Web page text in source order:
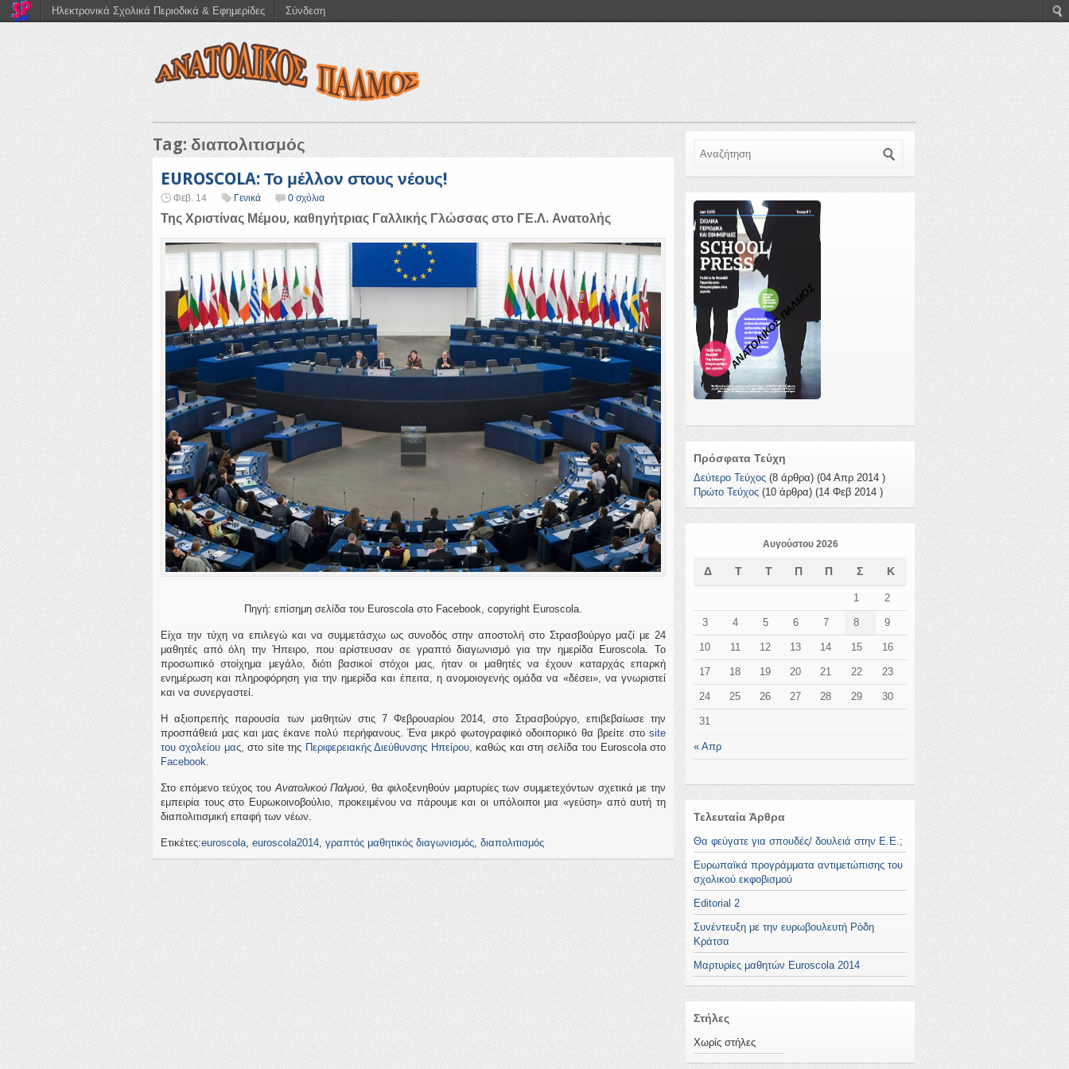
Tag: διαπολιτισμός
EUROSCOLA: Το μέλλον στους νέους!
Φεβ. 14 Γενικά 0 σχόλια
Της Χριστίνας Μέμου, καθηγήτριας Γαλλικής Γλώσσας στο ΓΕ.Λ. Ανατολής
Πηγή: επίσημη σελίδα του Euroscola στο Facebook, copyright Euroscola.
Είχα την τύχη να επιλεγώ και να συμμετάσχω ως συνοδός στην αποστολή στο Στρασβούργο μαζί με 24
μαθητές από όλη την Ήπειρο, που αρίστευσαν σε γραπτό διαγωνισμό για την ημερίδα Euroscola. Το
προσωπικό στοίχημα μεγάλο, διότι βασικοί στόχοι μας, ήταν οι μαθητές να έχουν καταρχάς επαρκή
ενημέρωση και πληροφόρηση για την ημερίδα και έπειτα, η ανομοιογενής ομάδα να «δέσει», να γνωριστεί
και να συνεργαστεί.
Η αξιοπρεπής παρουσία των μαθητών στις 7 Φεβρουαρίου 2014, στο Στρασβούργο, επιβεβαίωσε την
προσπάθειά μας και μας έκανε πολύ περήφανους. Ένα μικρό φωτογραφικό οδοιπορικό θα βρείτε στο site
του σχολείου μας, στο site της Περιφερειακής Διεύθυνσης Ηπείρου, καθώς και στη σελίδα του Euroscola στο
Facebook.
Στο επόμενο τεύχος τουΑνατολικού Παλμού, θα φιλοξενηθούν μαρτυρίες των συμμετεχόντων σχετικά με την
εμπειρία τους στο Ευρωκοινοβούλιο, προκειμένου να πάρουμε και οι υπόλοιποι μια «γεύση» από αυτή τη
διαπολιτισμική επαφή των νέων.
Ετικέτες:euroscola, euroscola2014, γραπτός μαθητικός διαγωνισμός, διαπολιτισμός
ΑΝΑΤΟΛΙΚΟΣ ΠΑΛΜΟΣ
Πρόσφατα Τεύχη
Δεύτερο Τεύχος (8 άρθρα) (04 Απρ 2014 )
Πρώτο Τεύχος (10 άρθρα) (14 Φεβ 2014 )
Αυγούστου 2026
Δ Τ Τ Π Π Σ Κ
« Απρ
1 2
3 4 5 6 7 8 9
10 11 12 13 14 15 16
17 18 19 20 21 22 23
24 25 26 27 28 29 30
31
Τελευταία Άρθρα
Θα φεύγατε για σπουδές/ δουλειά στην Ε.Ε.;
Ευρωπαϊκά προγράμματα αντιμετώπισης του
σχολικού εκφοβισμού
Editorial 2
Συνέντευξη με την ευρωβουλευτή Ρόδη
Κράτσα
Μαρτυρίες μαθητών Euroscola 2014
Στήλες
Χωρίς στήλες
Ηλεκτρονικά Σχολικά Περιοδικά & Εφημερίδες Σύνδεση